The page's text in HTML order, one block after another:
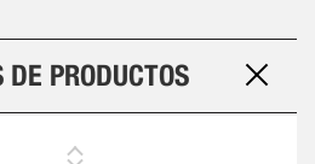
PRODUCTOS